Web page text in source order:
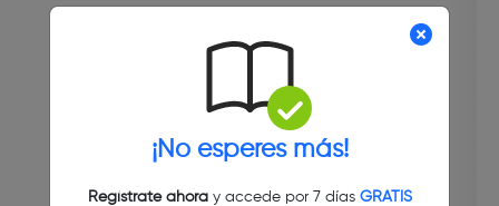
¡No esperes más!
Regístrate ahoray accede por 7 días GRATIS